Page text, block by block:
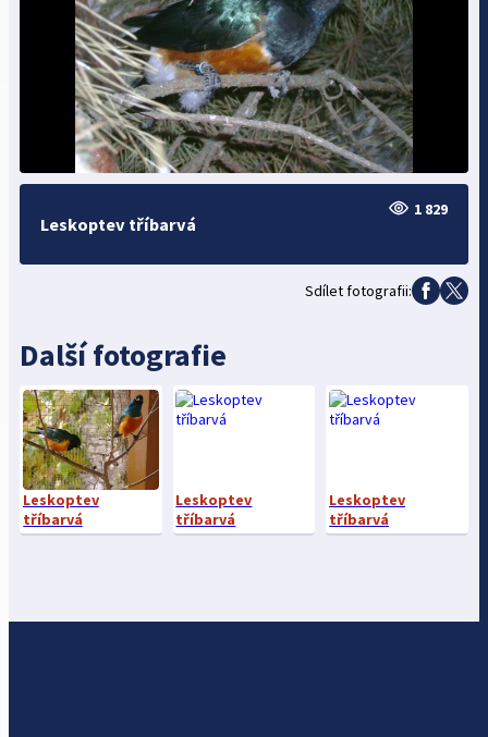
Leskoptev tříbarvá
1 829
Sdílet fotografii:
Další fotografie
Leskoptev
tříbarvá
Leskoptev
tříbarvá
Leskoptev
tříbarvá